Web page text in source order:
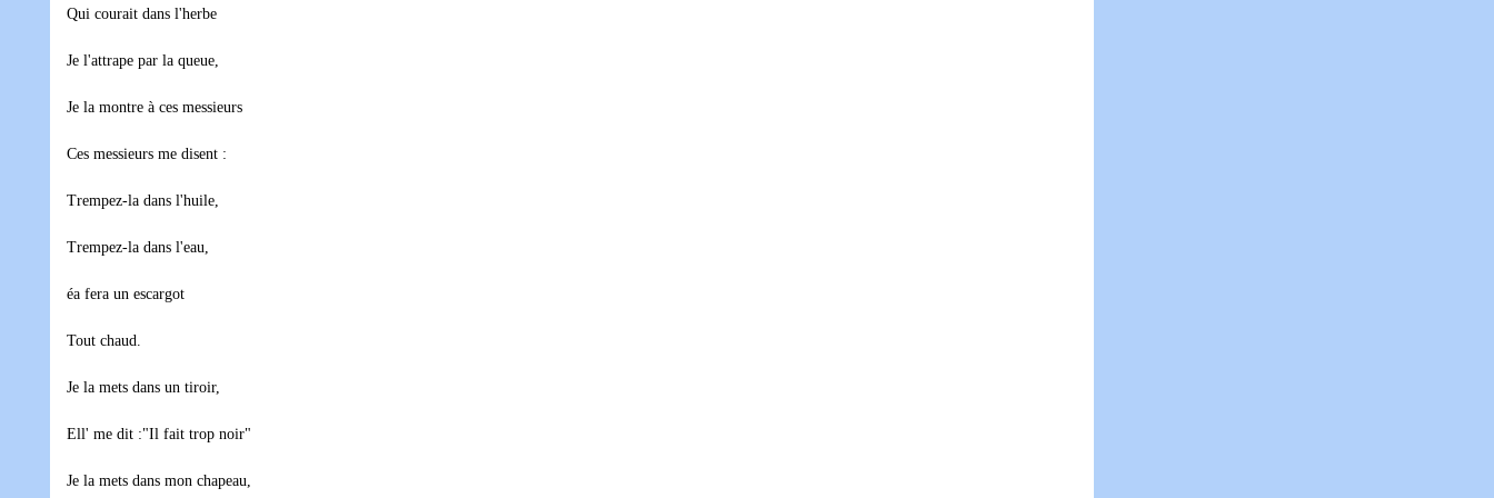
Qui courait dans l'herbe
Je l'attrape par la queue,
Je la montre à ces messieurs
Ces messieurs me disent :
Trempez-la dans l'huile,
Trempez-la dans l'eau,
éa fera un escargot
Tout chaud.
Je la mets dans un tiroir,
Ell' me dit :"Il fait trop noir"
Je la mets dans mon chapeau,